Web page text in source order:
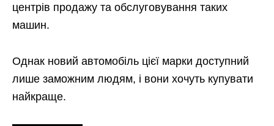
центрів продажу та обслуговування таких
машин.
Однак новий автомобіль цієї марки доступний
лише заможним людям, і вони хочуть купувати
найкраще.